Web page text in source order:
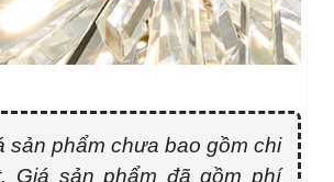
sản phẩm chưa bao gồm chi
Giá sản phẩm đã gồm phí